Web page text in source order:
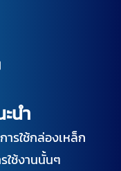
นำ
รใช้กล่องเหล็ก
ใช้งานนั้นๆ